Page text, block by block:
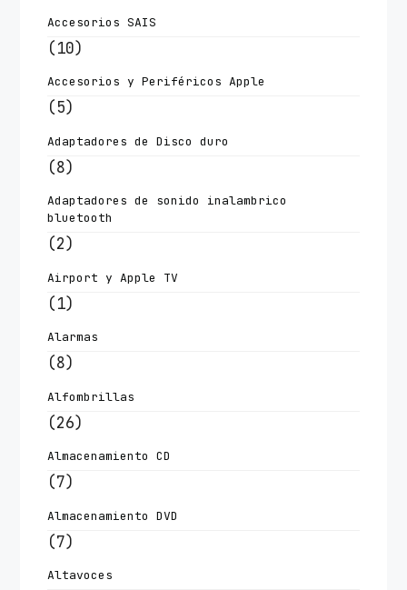
Accesorios SAIS
(10)
Accesorios y Periféricos Apple
(5)
Adaptadores de Disco duro
(8)
Adaptadores de sonido inalambrico
bluetooth
(2)
Airport y Apple TV
(1)
Alarmas
(8)
Alfombrillas
(26)
Almacenamiento CD
(7)
Almacenamiento DVD
(7)
Altavoces